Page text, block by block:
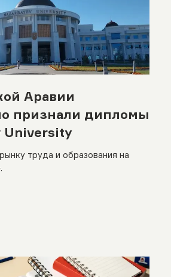
Аравии
признали дипломы
University
труда и образования на